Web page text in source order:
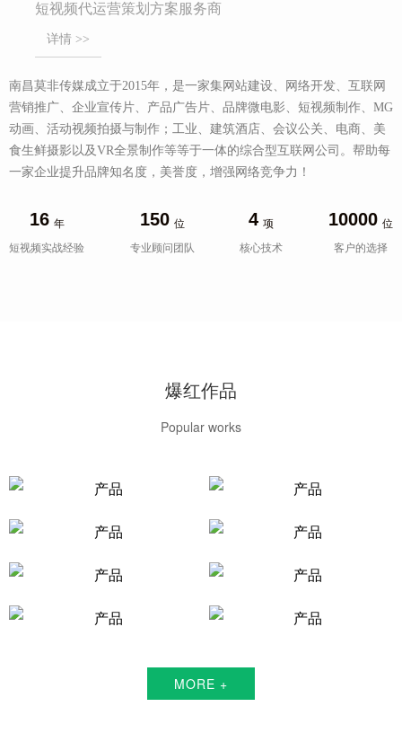
短视频代运营策划方案服务商
详情 >>
南昌莫非传媒成立于2015年，是一家集网站建设、网络开发、互联网
营销推广、企业宣传片、产品广告片、品牌微电影、短视频制作、MG
动画、活动视频拍摄与制作；工业、建筑酒店、会议公关、电商、美
食生鲜摄影以及VR全景制作等等于一体的综合型互联网公司。帮助每
一家企业提升品牌知名度，美誉度，增强网络竞争力！
16 年
短视频实战经验
150 位
专业顾问团队
4 项
核心技术
10000 位
客户的选择
爆红作品
Popular works
MORE +